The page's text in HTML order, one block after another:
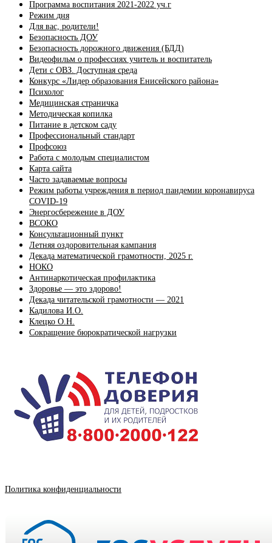
Программа воспитания 2021-2022 уч.г
Режим дня
Для вас, родители!
Безопасность ДОУ
Безопасность дорожного движения (БДД)
Видеофильм о профессиях учитель и воспитатель
Дети с ОВЗ. Доступная среда
Конкурс «Лидер образования Енисейского района»
Психолог
Медицинская страничка
Методическая копилка
Питание в детском саду
Профессиональный стандарт
Профсоюз
Работа с молодым специалистом
Карта сайта
Часто задаваемые вопросы
Режим работы учреждения в период пандемии коронавируса
COVID-19
Энергосбережение в ДОУ
ВСОКО
Консультационный пункт
Летняя оздоровительная кампания
Декада математической грамотности, 2025 г.
НОКО
Антинаркотическая профилактика
Здоровье — это здорово!
Декада читательской грамотности — 2021
Кадилова И.О.
Клецко О.Н.
Сокращение бюрократической нагрузки
Политика конфиденциальности